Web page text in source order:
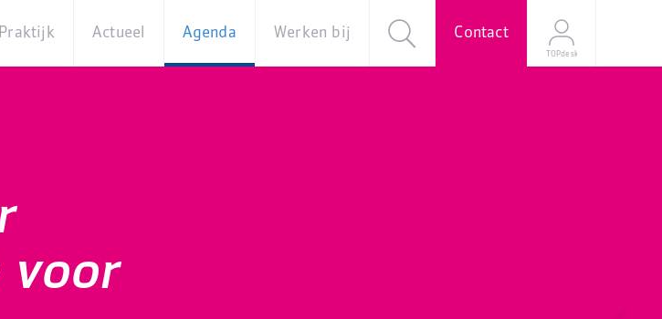
Praktijk
Innovaties
Actueel Agenda Werken bij Contact
TOPdesk
voor